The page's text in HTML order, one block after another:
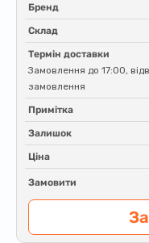
Бренд
Склад
Термін доставки
Замовлення до 17:00,
замовлення
Примітка
Залишок
Ціна
Замовити